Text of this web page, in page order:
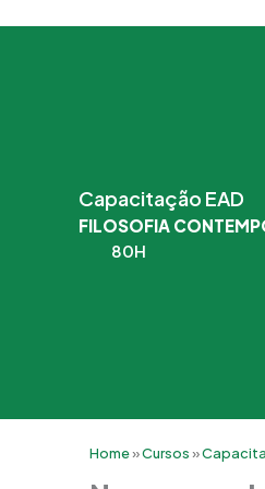
Capacitação EAD
FILOSOFIA
80H
Home»Cursos»